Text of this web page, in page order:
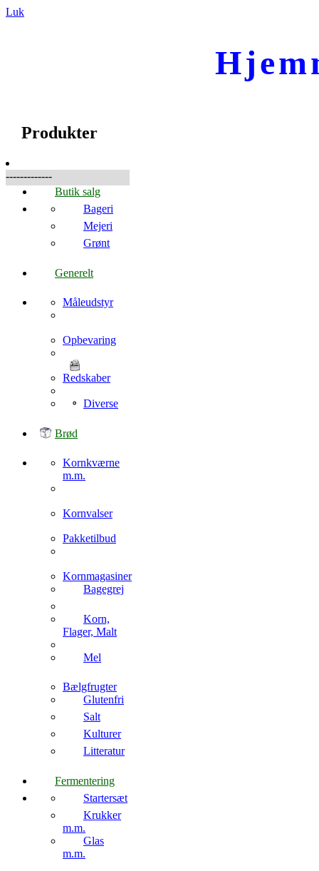
Luk
Produkter
-------------
Butik salg
Bageri
Mejeri
Grønt
Generelt
Måleudstyr
Opbevaring
Redskaber
Diverse
Brød
Kornkværne
m.m.
Kornvalser
Pakketilbud
Kornmagasiner
Bagegrej
Korn,
Flager, Malt
Mel
Bælgfrugter
Glutenfri
Salt
Kulturer
Litteratur
Fermentering
Startersæt
Krukker
m.m.
Glas
m.m.